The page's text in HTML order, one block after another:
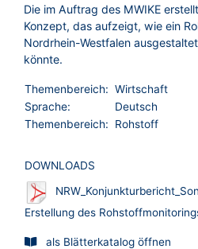
Die im Auftrag des MWIKE
Konzept, das aufzeigt, wie ein
Nordrhein-Westfalen
könnte.
Themenbereich: Wirtschaft
Sprache:
Deutsch
Themenbereich:
Rohstoff
DOWNLOADS
Erstellung des
als Blätterkatalog öffnen